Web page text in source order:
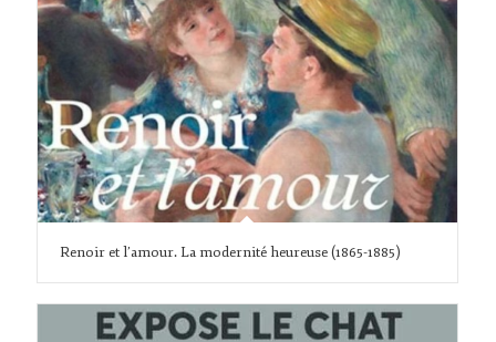
Renoir et l’amour. La modernité heureuse (1865-1885)